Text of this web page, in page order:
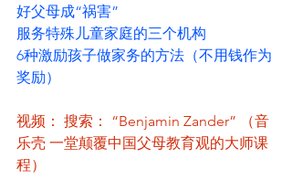
好父母成“祸害”
服务特殊儿童家庭的三个机构
6种激励孩子做家务的方法（不用钱作为
奖励）
视频： 搜索： “Benjamin Zander” （音
乐壳 一堂颠覆中国父母教育观的大师课
程）